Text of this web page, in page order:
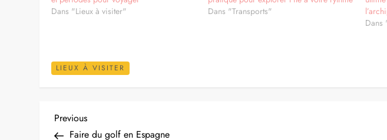
Cancún, vous serez ravi d’ajouter une touche d’aventure à vos prochaines vacances.